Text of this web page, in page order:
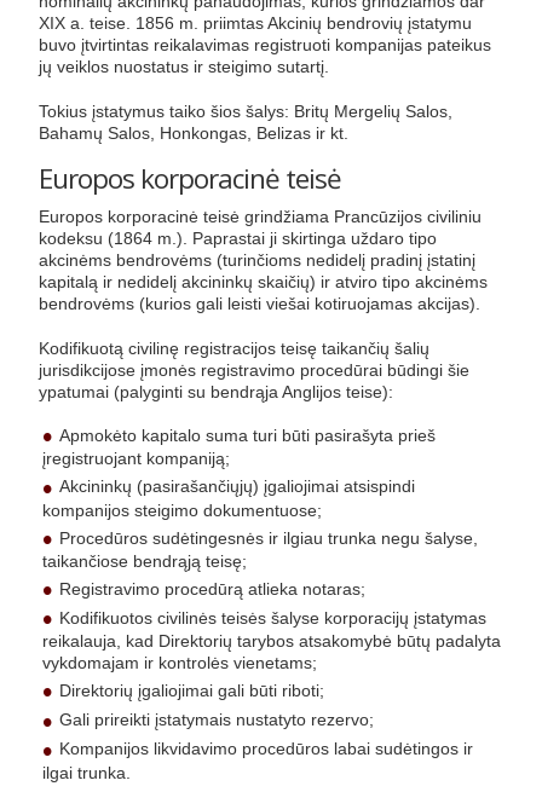
XIX a. teise. 1856 m. priimtas Akcinių bendrovių įstatymu
buvo įtvirtintas reikalavimas registruoti kompanijas pateikus
jų veiklos nuostatus ir steigimo sutartį.
Tokius įstatymus taiko šios šalys: Britų Mergelių Salos,
Bahamų Salos, Honkongas, Belizas ir kt.
Europos korporacinė teisė
Europos korporacinė teisė grindžiama Prancūzijos civiliniu
kodeksu (1864 m.). Paprastai ji skirtinga uždaro tipo
akcinėms bendrovėms (turinčioms nedidelį pradinį įstatinį
kapitalą ir nedidelį akcininkų skaičių) ir atviro tipo akcinėms
bendrovėms (kurios gali leisti viešai kotiruojamas akcijas).
Kodifikuotą civilinę registracijos teisę taikančių šalių
jurisdikcijose įmonės registravimo procedūrai būdingi šie
ypatumai (palyginti su bendrąja Anglijos teise):
Apmokėto kapitalo suma turi būti pasirašyta prieš
įregistruojant kompaniją;
Akcininkų (pasirašančiųjų) įgaliojimai atsispindi
kompanijos steigimo dokumentuose;
Procedūros sudėtingesnės ir ilgiau trunka negu šalyse,
taikančiose bendrąją teisę;
Registravimo procedūrą atlieka notaras;
Kodifikuotos civilinės teisės šalyse korporacijų įstatymas
reikalauja, kad Direktorių tarybos atsakomybė būtų padalyta
vykdomajam ir kontrolės vienetams;
Direktorių įgaliojimai gali būti riboti;
Gali prireikti įstatymais nustatyto rezervo;
Kompanijos likvidavimo procedūros labai sudėtingos ir
ilgai trunka.